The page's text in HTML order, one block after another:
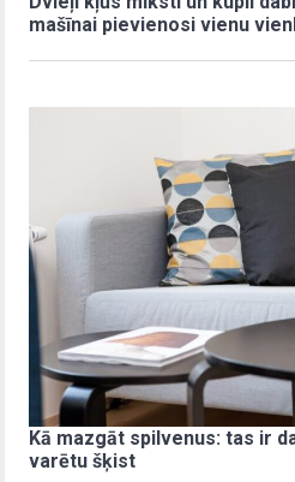
mašīnai pievienosi vienu
Kā mazgāt spilvenus: tas ir
varētu šķist